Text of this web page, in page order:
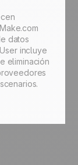
datos
incluye
eliminación